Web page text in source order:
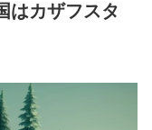
はカザフスタ